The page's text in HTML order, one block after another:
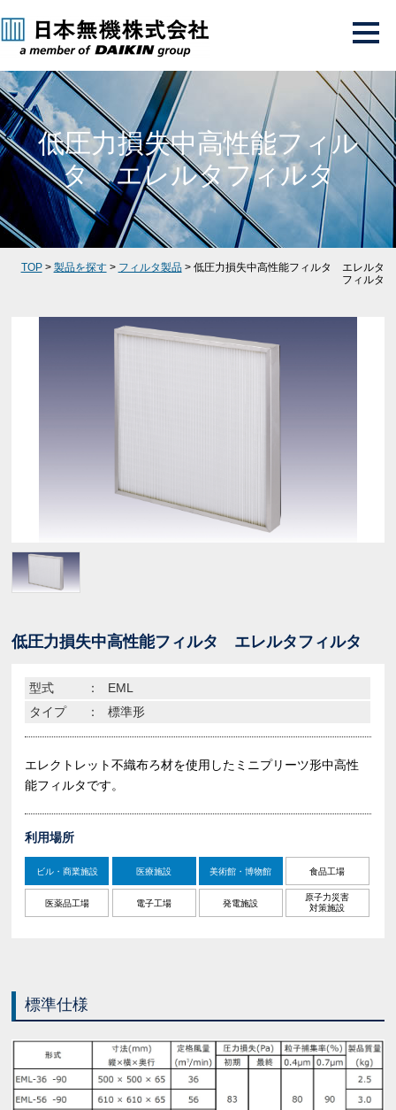
低圧力損失中高性能フィル
タ エレルタフィルタ
TOP> 製品を探す> フィルタ製品> 低圧力損失中高性能フィルタ エレルタ
フィルタ
低圧力損失中高性能フィルタ エレルタフィルタ
型式 ：
EML
タイプ
： 標準形
エレクトレット不織布ろ材を使用したミニプリーツ形中高性
能フィルタです。
利用場所
ビル・商業施設 医療施設 美術館・博物館 食品工場
医薬品工場 電子工場 発電施設
原子力災害
対策施設
標準仕様